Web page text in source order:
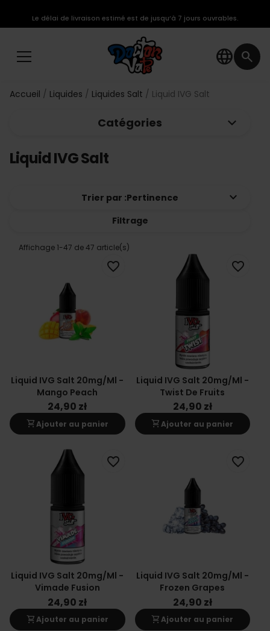
language search
Le délai de livraison estimé est de jusqu’à 7 jours ouvrables.
Accueil Liquides Liquides Salt Liquid IVG Salt
Catégories keyboard_arrow_down
Liquid IVG Salt
Trier par :Pertinence keyboard_arrow_down
Filtrage
Affichage 1-47 de 47 article(s)
Liquid IVG Salt 20mg/ml -
Mango Peach
24,90 zł
shopping_cartAjouter au panier
favorite_border
Liquid IVG Salt 20mg/ml -
Twist De Fruits
24,90 zł
shopping_cartAjouter au panier
favorite_border
Liquid IVG Salt 20mg/ml -
Vimade Fusion
24,90 zł
shopping_cartAjouter au panier
favorite_border
Liquid IVG Salt 20mg/ml -
Frozen Grapes
24,90 zł
shopping_cartAjouter au panier
favorite_border